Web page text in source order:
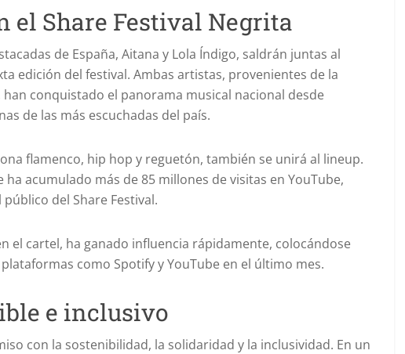
el Share Festival Negrita
de España, Aitana y Lola Índigo, saldrán juntas al
edición del festival. Ambas artistas, provenientes de la
conquistado el panorama musical nacional desde
de las más escuchadas del país.
flamenco, hip hop y reguetón, también se unirá al lineup.
ha acumulado más de 85 millones de visitas en YouTube,
del Share Festival.
el cartel, ha ganado influencia rápidamente, colocándose
como Spotify y YouTube en el último mes.
e inclusivo
con la sostenibilidad, la solidaridad y la inclusividad. En un